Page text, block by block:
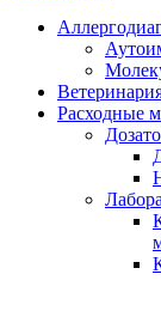
Расходные